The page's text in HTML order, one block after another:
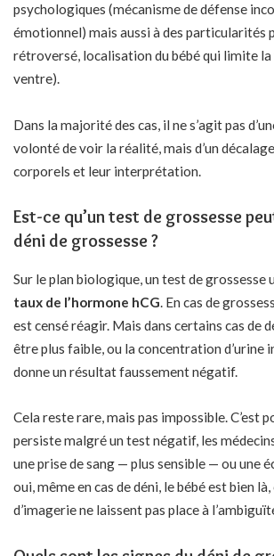
psychologiques (mécanisme de défense
émotionnel) mais aussi à des particularités
rétroversé, localisation du bébé qui limite
ventre).
Dans la majorité des cas, il ne s’agit pas
volonté de voir la réalité, mais d’un
corporels et leur interprétation.
Est-ce qu’un test de grossesse
déni de grossesse ?
Sur le plan biologique, un test de grossesse
taux de l’hormone hCG . En cas de
est censé réagir. Mais dans certains cas de
être plus faible, ou la concentration d’urine
donne un résultat faussement négatif.
Cela reste rare, mais pas impossible. C’est
persiste malgré un test négatif, les
une prise de sang — plus sensible — ou une
oui, même en cas de déni, le bébé est bien
d’imagerie ne laissent pas place à